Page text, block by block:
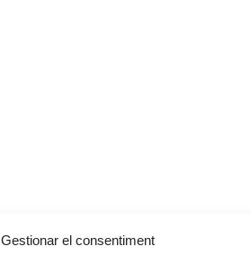
Gestionar el consentiment